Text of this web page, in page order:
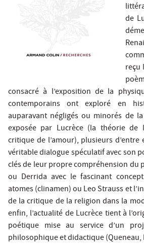
de
reçu
consacré à l’exposition de la
contemporains ont exploré en
auparavant négligés ou minorés de
exposée par Lucrèce (la théorie de
critique de l’amour), plusieurs
véritable dialogue spéculatif avec son
clés de leur propre compréhension du
ou Derrida avec le fascinant
atomes (clinamen) ou Leo Strauss et
de la critique de la religion dans la
enfin, l’actualité de Lucrèce tient à
poétique mise au service d’un
philosophique et didactique (Queneau,